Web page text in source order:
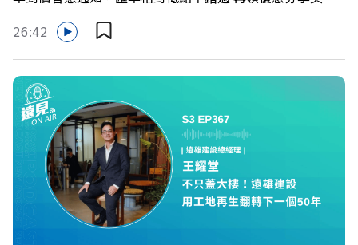
https://bit.ly/3AjBWNV YT：https://bit.ly/38jNi9k
Powered by Firstory Hosting
最高減3分等優惠 立即設定： https://fstry.pse.is/9d7lr7
投資外幣如幣別轉換可能產生匯兌損失，應評估涉及自身情
況審慎投資。 完整注意事項詳見網站資訊。 —— 以上為
Firstory Podcast 廣告 —— 如果有一天，台灣成為亞洲新
一代的財富調度與資產管理重鎮，你的資產配置會怎麼變？
在政府力推「亞洲資產管理中心」政策、高雄專區成立滿週
年的關鍵時刻，台灣的投信、信託與財富管理業務，正迎來
史詩級的法規鬆綁與資金浪潮。 本集《遠見ON AIR》邀請
到遠見資深主編廖君雅，帶你解析這場台灣史上最大規模的
財富版圖重組。 🔺資產管理大躍進！台灣憑什麼挑戰亞太
金融重鎮？ 🔺不只是口號！主動式ETF與被動平衡型ETF如
26:42